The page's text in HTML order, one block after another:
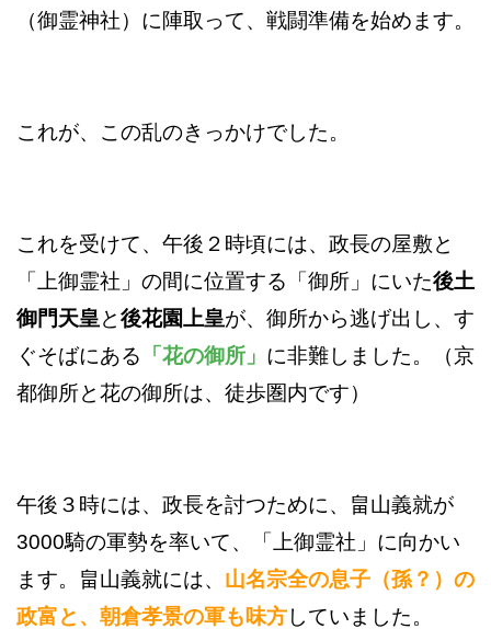
（御霊神社）に陣取って、戦闘準備を始めます。
これが、この乱のきっかけでした。
これを受けて、午後２時頃には、政長の屋敷と
「上御霊社」の間に位置する「御所」にいた後土
御門天皇と後花園上皇が、御所から逃げ出し、す
ぐそばにある 「花の御所」 に非難しました。（京
都御所と花の御所は、徒歩圏内です）
午後３時には、政長を討つために、畠山義就が
3000騎の軍勢を率いて、「上御霊社」に向かい
ます。畠山義就には、 山名宗全の息子（孫？）の
政富と、朝倉孝景の軍も味方していました。